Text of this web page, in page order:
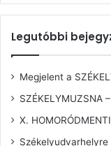
Legutóbbi
Megjelent a
SZÉKELYMUZSNA
X.
Székelyudvarhelyre